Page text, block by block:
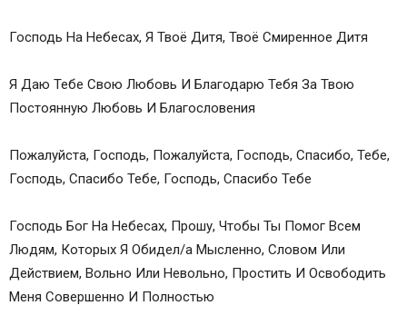
Господь На Небесах, Я Твоё Дитя, Твоё Смиренное Дитя
Я Даю Тебе Свою Любовь И Благодарю Тебя За Твою
Постоянную Любовь И Благословения
Пожалуйста, Господь, Пожалуйста, Господь, Спасибо, Тебе,
Господь, Спасибо Тебе, Господь, Спасибо Тебе
Господь Бог На Небесах, Прошу, Чтобы Ты Помог Всем
Людям, Которых Я Обидел/а Мысленно, Словом Или
Действием, Вольно Или Невольно, Простить И Освободить
Меня Совершенно И Полностью